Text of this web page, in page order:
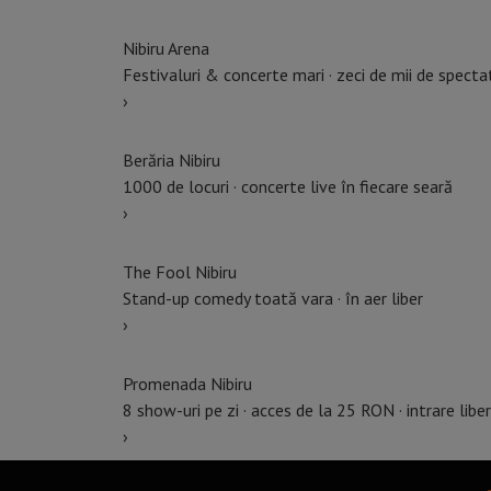
Nibiru Arena
Festivaluri & concerte mari · zeci de mii de
›
Berăria Nibiru
1000 de locuri · concerte live în fiecare seară
›
The Fool Nibiru
Stand-up comedy toată vara · în aer liber
›
Promenada Nibiru
8 show-uri pe zi · acces de la 25 RON · intrare
›